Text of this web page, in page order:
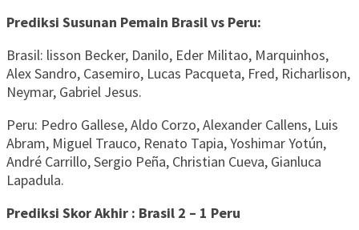
Prediksi Susunan Pemain Brasil vs Peru:
Brasil: lisson Becker, Danilo, Eder Militao, Marquinhos,
Alex Sandro, Casemiro, Lucas Pacqueta, Fred, Richarlison,
Neymar, Gabriel Jesus.
Peru: Pedro Gallese, Aldo Corzo, Alexander Callens, Luis
Abram, Miguel Trauco, Renato Tapia, Yoshimar Yotún,
André Carrillo, Sergio Peña, Christian Cueva, Gianluca
Lapadula.
Prediksi Skor Akhir : Brasil 2 – 1 Peru